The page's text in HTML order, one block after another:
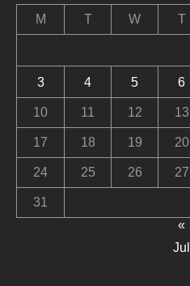
M T W T
3 4 5 6
10 11 12 13
17 18 19 20
24 25 26 27
31
«
Jul